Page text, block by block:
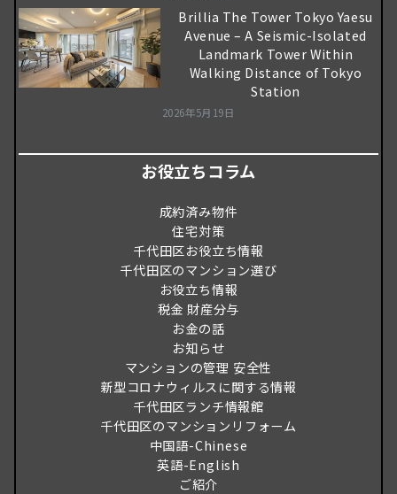
Brillia The Tower Tokyo Yaesu
Avenue – A Seismic-Isolated
Landmark Tower Within
Walking Distance of Tokyo
Station
2026年5月19日
お役立ちコラム
成約済み物件
住宅対策
千代田区お役立ち情報
千代田区のマンション選び
お役立ち情報
税金 財産分与
お金の話
お知らせ
マンションの管理 安全性
新型コロナウィルスに関する情報
千代田区ランチ情報館
千代田区のマンションリフォーム
中国語-Chinese
英語-English
ご紹介